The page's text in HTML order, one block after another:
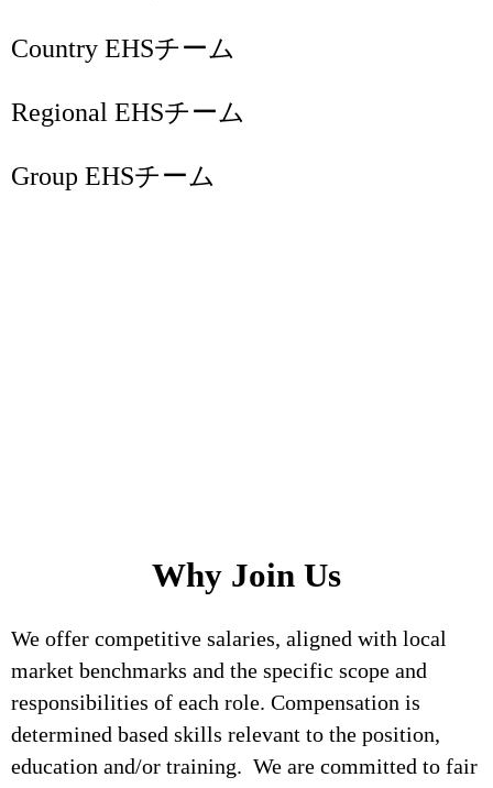
Country EHSチーム
Regional EHSチーム
Group EHSチーム
Why Join Us
We offer competitive salaries, aligned with local
market benchmarks and the specific scope and
responsibilities of each role. Compensation is
determined based skills relevant to the position,
education and/or training. We are committed to fair